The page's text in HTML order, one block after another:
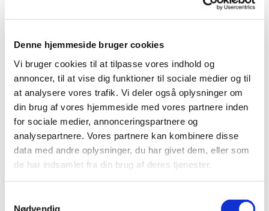
Denne hjemmeside bruger cookies
Vi bruger cookies til at tilpasse vores indhold og
annoncer, til at vise dig funktioner til sociale medier og til
at analysere vores trafik. Vi deler også oplysninger om
din brug af vores hjemmeside med vores partnere inden
for sociale medier, annonceringspartnere og
analysepartnere. Vores partnere kan kombinere disse
data med andre oplysninger, du har givet dem, eller som
de har indsamlet fra din brug af deres tjenester.
Nødvendig
Dåbsjubilæum
Vi fejrer alle børn, som er døbt de seneste 5 år i Tapdrup-
eller Asmild kirke. 5-års-jubilarerne får en lille gave i
dagens anledning, og vi skal alle hjælpe hinanden med at
plante årets dåbstræ i dåbslunden.